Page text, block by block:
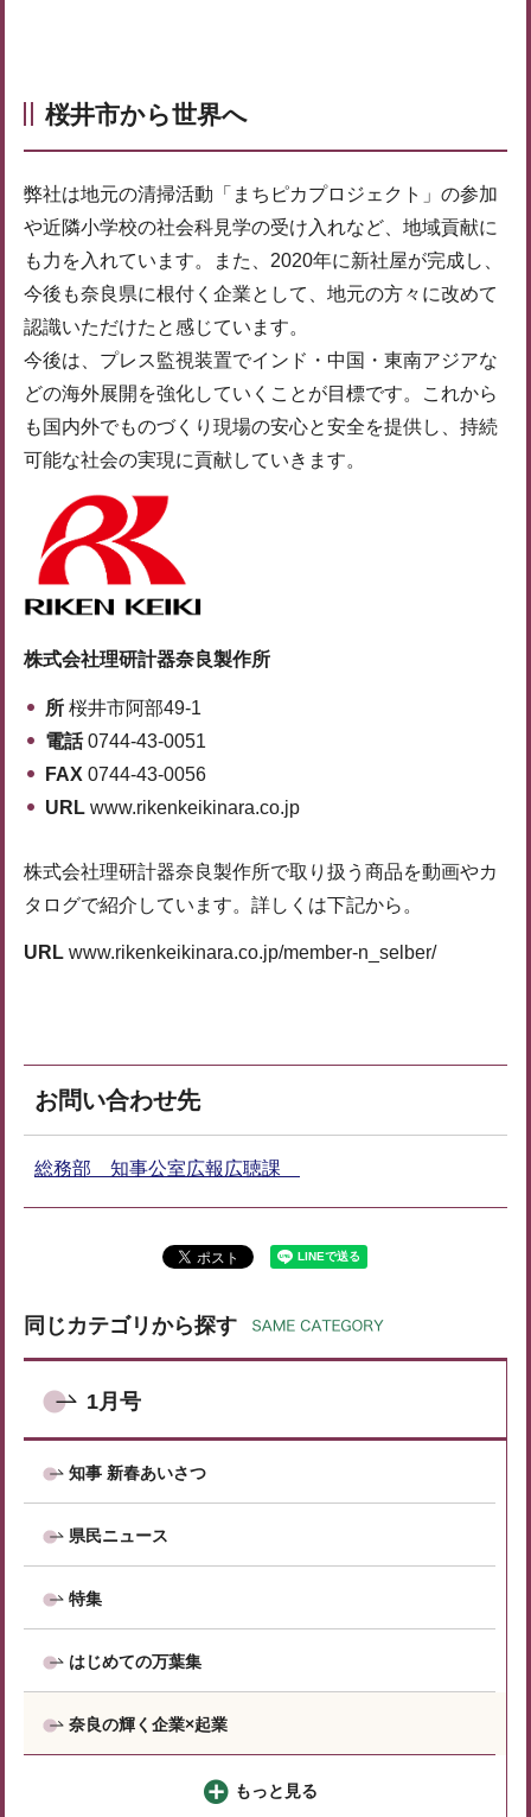
桜井市から世界へ
弊社は地元の清掃活動「まちピカプロジェクト」の参加
や近隣小学校の社会科見学の受け入れなど、地域貢献に
も力を入れています。また、2020年に新社屋が完成し、
今後も奈良県に根付く企業として、地元の方々に改めて
認識いただけたと感じています。
今後は、プレス監視装置でインド・中国・東南アジアな
どの海外展開を強化していくことが目標です。これから
も国内外でものづくり現場の安心と安全を提供し、持続
可能な社会の実現に貢献していきます。
株式会社理研計器奈良製作所
所 桜井市阿部49-1
電話0744-43-0051
FAX 0744-43-0056
URL www.rikenkeikinara.co.jp
株式会社理研計器奈良製作所で取り扱う商品を動画やカ
タログで紹介しています。詳しくは下記から。
URL www.rikenkeikinara.co.jp/member-n_selber/
お問い合わせ先
総務部 知事公室広報広聴課
同じカテゴリから探す
1月号
知事 新春あいさつ
県民ニュース
特集
はじめての万葉集
奈良の輝く企業×起業
もっと見る